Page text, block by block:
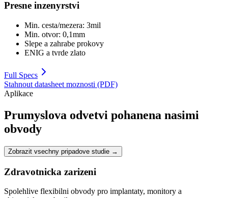
Presne inzenyrstvi
Min. cesta/mezera: 3mil
Min. otvor: 0,1mm
Slepe a zahrabe prokovy
ENIG a tvrde zlato
Full Specs
Stahnout datasheet moznosti (PDF)
Aplikace
Prumyslova odvetvi pohanena nasimi
obvody
Zobrazit vsechny pripadove studie →
Zdravotnicka zarizeni
Spolehlive flexibilni obvody pro implantaty, monitory a